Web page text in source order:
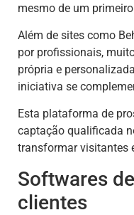
mesmo de um
Além de sites como
por profissionais,
própria e
iniciativa se
Esta plataforma de
captação qualificada
transformar visitantes
Softwares
clientes